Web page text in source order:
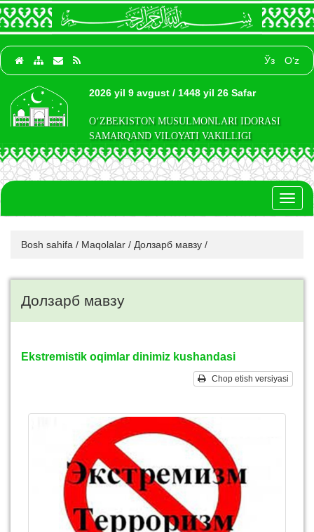
Ўз O‘z
2026 yil 9 avgust / 1448 yil 26 Safar
O‘ZBEKISTON MUSULMONLARI IDORASI
SAMARQAND VILOYATI VAKILLIGI
Bosh sahifa / Maqolalar / Долзарб мавзу /
Долзарб мавзу
Ekstremistik oqimlar dinimiz kushandasi
Chop etish versiyasi